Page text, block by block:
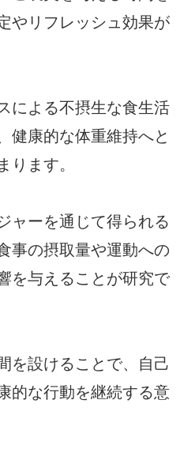
やリフレッシュ効果が
による不摂生な食生活
健康的な体重維持へと
ります。
ャーを通じて得られる
事の摂取量や運動への
を与えることが研究で
を設けることで、自己
的な行動を継続する意